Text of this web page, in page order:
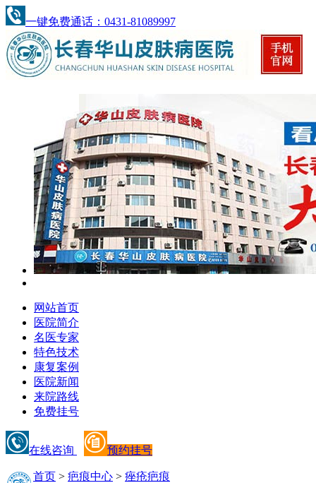
一键免费通话：0431-81089997
网站首页
医院简介
名医专家
特色技术
康复案例
医院新闻
来院路线
免费挂号
在线咨询 预约挂号
首页 > 疤痕中心 > 痤疮疤痕